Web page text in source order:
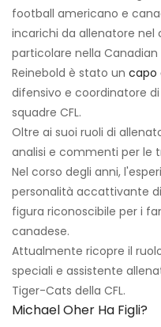
football americano e
incarichi da allenatore nel
particolare nella Canadian
Reinebold è stato un capo
difensivo e coordinatore
squadre CFL.
Oltre ai suoi ruoli di
analisi e commenti per le
Nel corso degli anni,
personalità accattivante
figura riconoscibile per i
canadese.
Attualmente ricopre il
speciali e assistente
Tiger-Cats della CFL.
Michael Oher Ha Figli?